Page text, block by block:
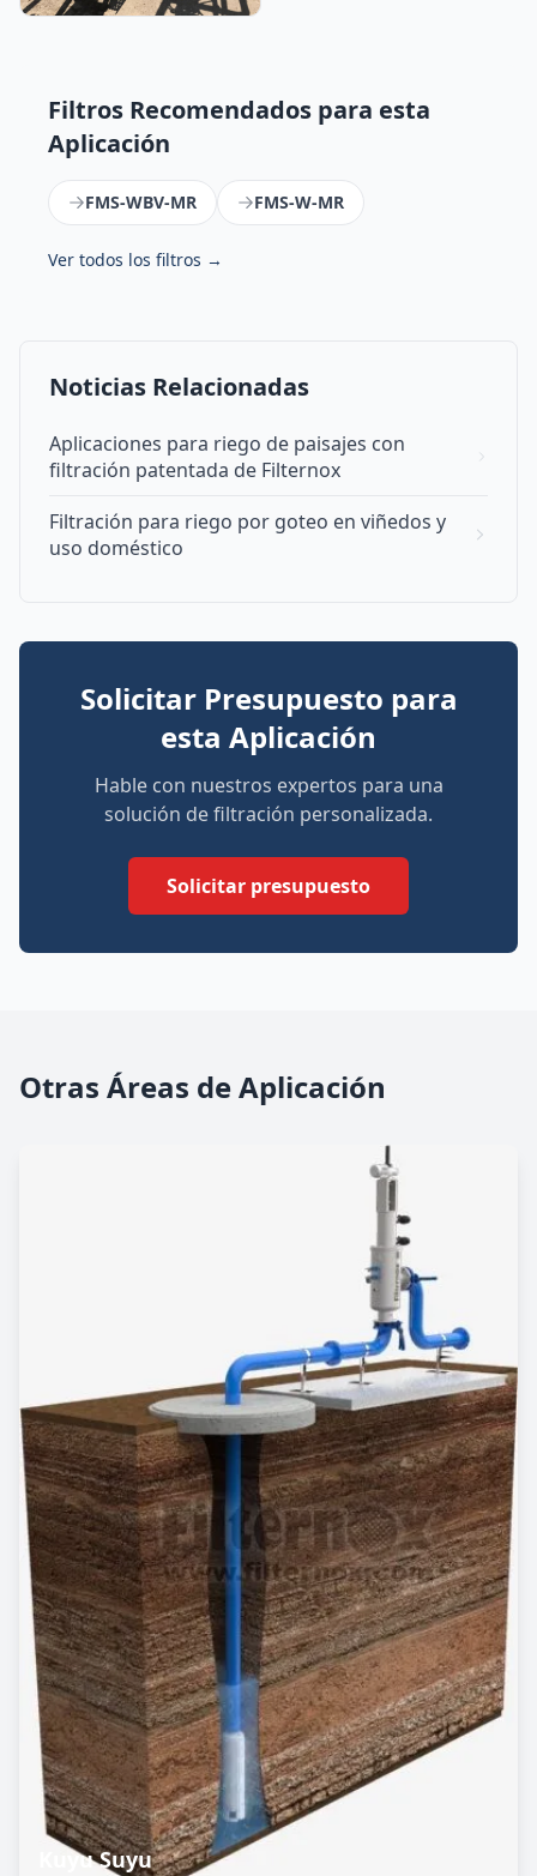
Filtros Recomendados para esta
Aplicación
FMS-WBV-MR FMS-W-MR
Ver todos los filtros →
Noticias Relacionadas
Aplicaciones para riego de paisajes con
filtración patentada de Filternox
Filtración para riego por goteo en viñedos y
uso doméstico
Solicitar Presupuesto para
esta Aplicación
Hable con nuestros expertos para una
solución de filtración personalizada.
Solicitar presupuesto
Otras Áreas de Aplicación
Kuyu Suyu